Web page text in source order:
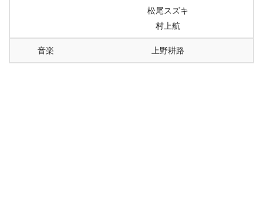
松尾スズキ
村上航
音楽 上野耕路